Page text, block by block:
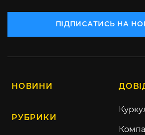
ПІДПИСАТИСЬ НА
НОВИНИ
РУБРИКИ